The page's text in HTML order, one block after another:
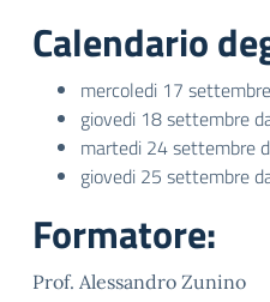
Calendario
mercoledi 17
giovedi 18 settembre
martedi 24 settembre
giovedi 25 settembre
Formatore:
Prof. Alessandro Zunino